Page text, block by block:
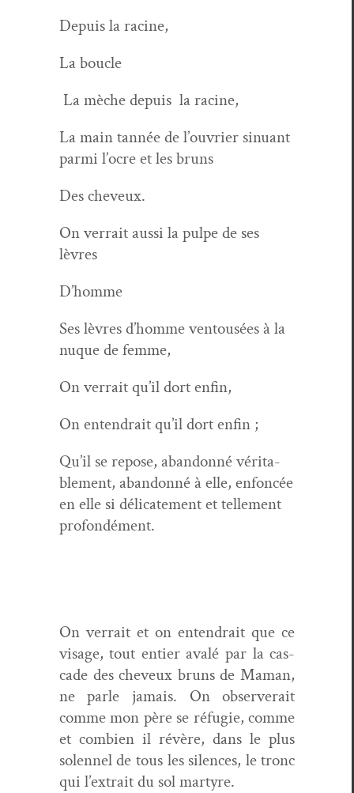
Depuis la racine,
La boucle
La mèche depuis la racine,
La main tan­née de l’ouvrier sin­u­ant
par­mi l’ocre et les bruns
Des cheveux.
On ver­rait aus­si la pulpe de ses
lèvres
D’homme
Ses lèvres d’homme ven­tousées à la
nuque de femme,
On ver­rait qu’il dort enfin,
On entendrait qu’il dort enfin ;
Qu’il se repose, aban­don­né véri­ta­
ble­ment, aban­don­né à elle, enfon­cée
en elle si déli­cate­ment et telle­ment
profondément.
On ver­rait et on entendrait que ce
vis­age, tout entier avalé par la cas­
cade des cheveux bruns de Maman,
ne par­le jamais. On observerait
comme mon père se réfugie, comme
et com­bi­en il révère, dans le plus
solen­nel de tous les silences, le tronc
qui l’extrait du sol martyre.